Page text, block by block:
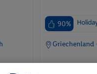
90%
Griechenland